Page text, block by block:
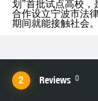
划”首批试点高校，
合作设立宁波市法
期间就能接触社会。
Reviews 0